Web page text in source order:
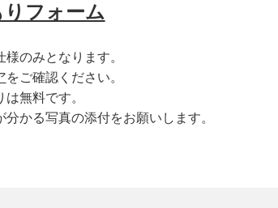
りフォーム
のみとなります。
をご確認ください。
無料です。
かる写真の添付をお願いします。